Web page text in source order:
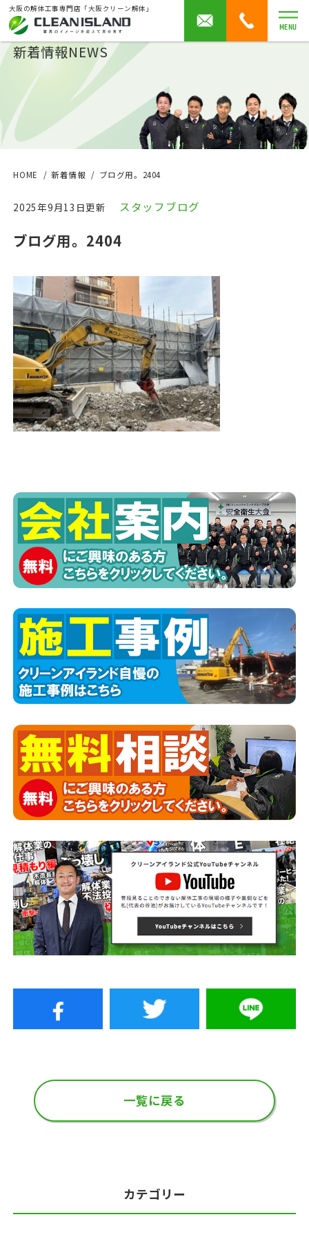
大阪の解体工事専門店「大阪クリーン解体」
MENU
新着情報NEWS
HOME 新着情報 ブログ用。2404
2025年9月13日更新 スタッフブログ
ブログ用。2404
一覧に戻る
カテゴリー